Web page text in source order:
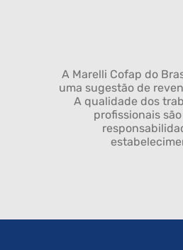
A Marelli Cofap do
uma sugestão de
A qualidade dos
profissionais